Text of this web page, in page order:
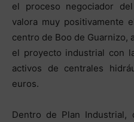
el proceso negociador
valora muy positivamente
centro de Boo de Guarnizo,
el proyecto industrial con
activos de centrales
euros.
Dentro de Plan Industrial,